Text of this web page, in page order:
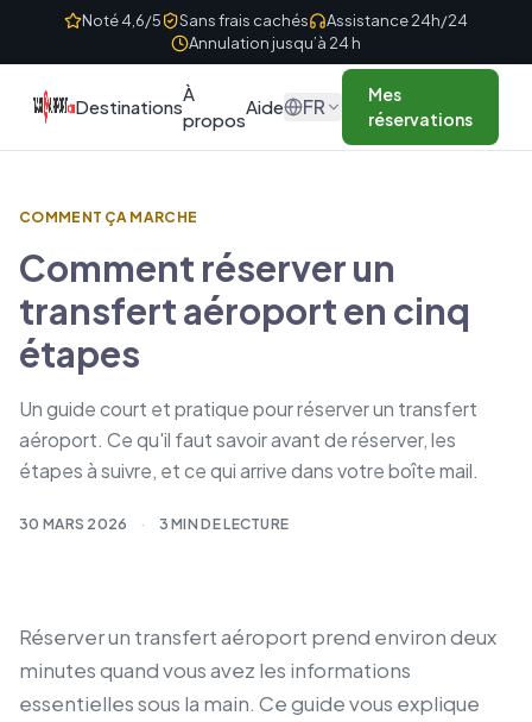
Skip to content
Noté 4,6/5 Sans frais cachés
Assistance 24h/24
Annulation jusqu’à 24 h
Destinations
À
propos
Aide FR
Mes
réservations
COMMENT ÇA MARCHE
Comment réserver un
transfert aéroport en cinq
étapes
Un guide court et pratique pour réserver un transfert
aéroport. Ce qu'il faut savoir avant de réserver, les
étapes à suivre, et ce qui arrive dans votre boîte mail.
30 MARS 2026 · 3 MIN DE LECTURE
Réserver un transfert aéroport prend environ deux
minutes quand vous avez les informations
essentielles sous la main. Ce guide vous explique